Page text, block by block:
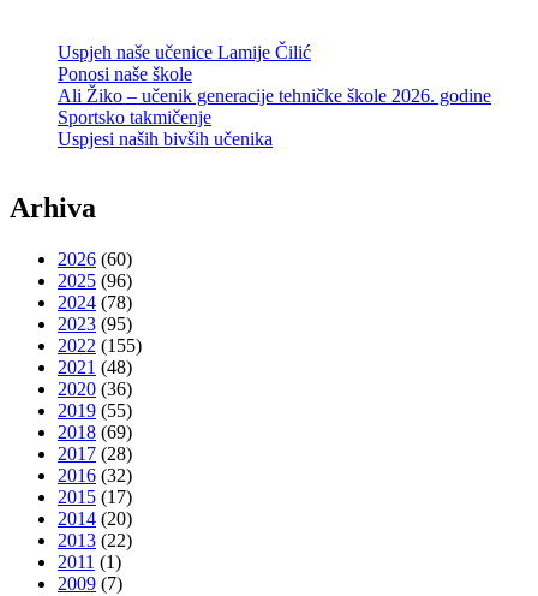
Uspjeh naše učenice Lamije Čilić
Ponosi naše škole
Ali Žiko – učenik generacije tehničke škole 2026. godine
Sportsko takmičenje
Uspjesi naših bivših učenika
Arhiva
2026 (60)
2025 (96)
2024 (78)
2023 (95)
2022 (155)
2021 (48)
2020 (36)
2019 (55)
2018 (69)
2017 (28)
2016 (32)
2015 (17)
2014 (20)
2013 (22)
2011 (1)
2009 (7)